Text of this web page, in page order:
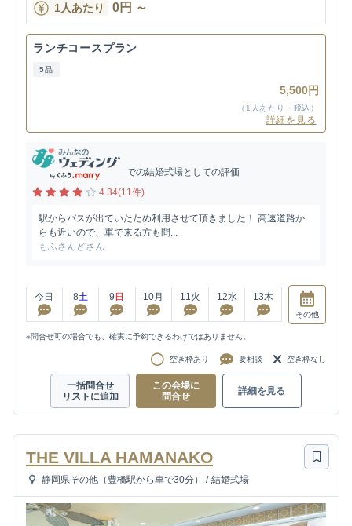
1人あたり 0円 ～
ランチコースプラン
5品
5,500円
（1人あたり・税込）
詳細を見る
での結婚式場としての評価
4.34(11件)
駅からバスが出ていたため利用させて頂きました！ 高速道路か
らも近いので、車で来る方も問...
もふさんどさん
今日 8土 9 日 10月 11火 12水 13木
その他
※問合せ可の場合でも、確実に予約できるわけではありません。
空き枠あり 要相談 空き枠なし
一括問合せ
リストに追加
この会場に
問合せ
詳細を見る
THE VILLA HAMANAKO
静岡県その他（豊橋駅から車で30分） / 結婚式場